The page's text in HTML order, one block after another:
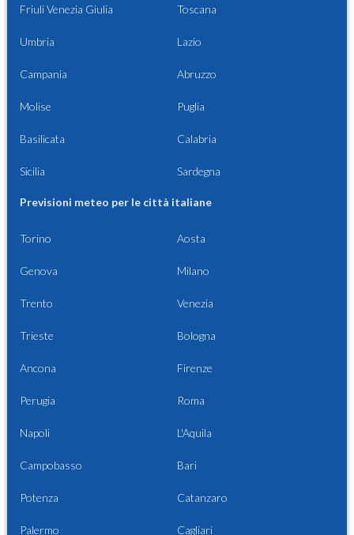
Friuli Venezia Giulia Toscana
Umbria Lazio
Campania Abruzzo
Molise Puglia
Basilicata Calabria
Sicilia Sardegna
Previsioni meteo per le città italiane
Torino Aosta
Genova Milano
Trento Venezia
Trieste Bologna
Ancona Firenze
Perugia Roma
Napoli L'Aquila
Campobasso Bari
Potenza Catanzaro
Palermo Cagliari